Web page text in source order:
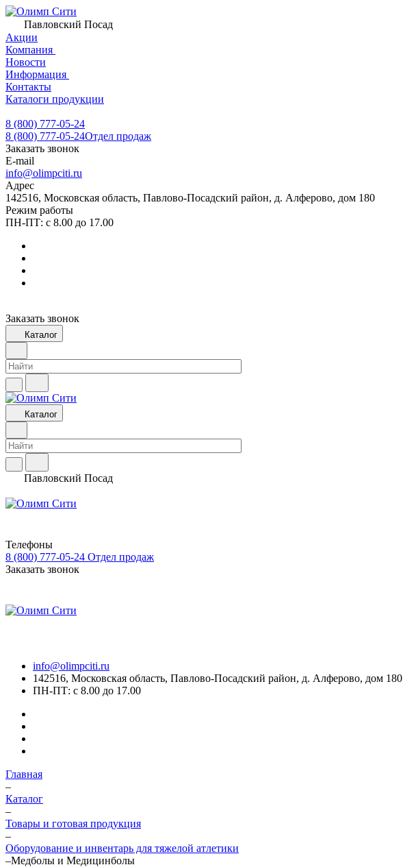
Павловский Посад
Акции
Компания
Новости
Информация
Контакты
Каталоги продукции
8 (800) 777-05-24
8 (800) 777-05-24Отдел продаж
Заказать звонок
E-mail
info@olimpciti.ru
Адрес
142516, Московская область, Павлово-Посадский район, д. Алферово, дом 180
Режим работы
ПН-ПТ: с 8.00 до 17.00
Заказать звонок
Каталог
Каталог
Павловский Посад
Телефоны
8 (800) 777-05-24 Отдел продаж
Заказать звонок
info@olimpciti.ru
142516, Московская область, Павлово-Посадский район, д. Алферово, дом 180
ПН-ПТ: с 8.00 до 17.00
Главная
–
Каталог
–
Товары и готовая продукция
–
Оборудование и инвентарь для тяжелой атлетики
–Медболы и Медицинболы